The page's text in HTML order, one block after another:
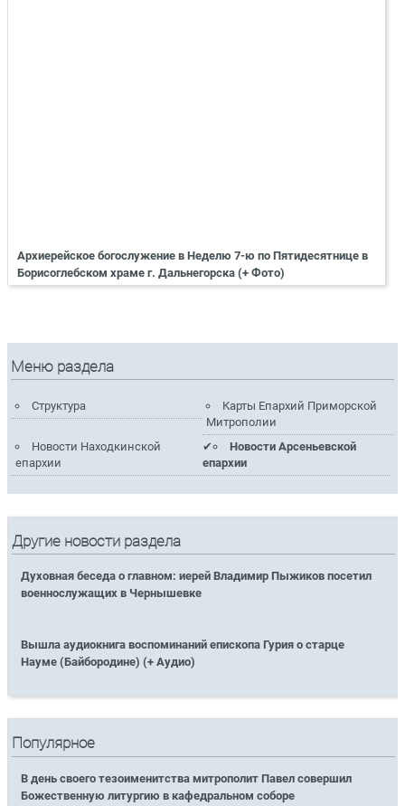
Архиерейское богослужение в Неделю 7-ю по Пятидесятнице в
Борисоглебском храме г. Дальнегорска (+ Фото)
Меню раздела
Структура
Карты Епархий Приморской
Митрополии
Новости Находкинской
епархии
Новости Арсеньевской
епархии
Другие новости раздела
Духовная беседа о главном: иерей Владимир Пыжиков посетил
военнослужащих в Чернышевке
Вышла аудиокнига воспоминаний епископа Гурия о старце
Науме (Байбородине) (+ Аудио)
Популярное
В день своего тезоименитства митрополит Павел совершил
Божественную литургию в кафедральном соборе